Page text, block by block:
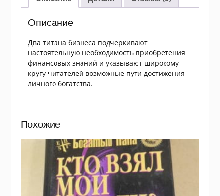
хотим,
чтобы
были
богаты
Описание
Два титана бизнеса подчеркивают
настоятельную необходимость приобретения
финансовых знаний и указывают широкому
кругу читателей возможные пути достижения
личного богатства.
Похожие